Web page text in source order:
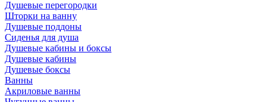
Душевые перегородки
Шторки на ванну
Душевые поддоны
Сиденья для душа
Душевые кабины и боксы
Душевые кабины
Душевые боксы
Ванны
Акриловые ванны